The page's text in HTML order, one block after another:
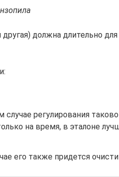
должна длительно
регулирования
на время, в эталоне
его также придется